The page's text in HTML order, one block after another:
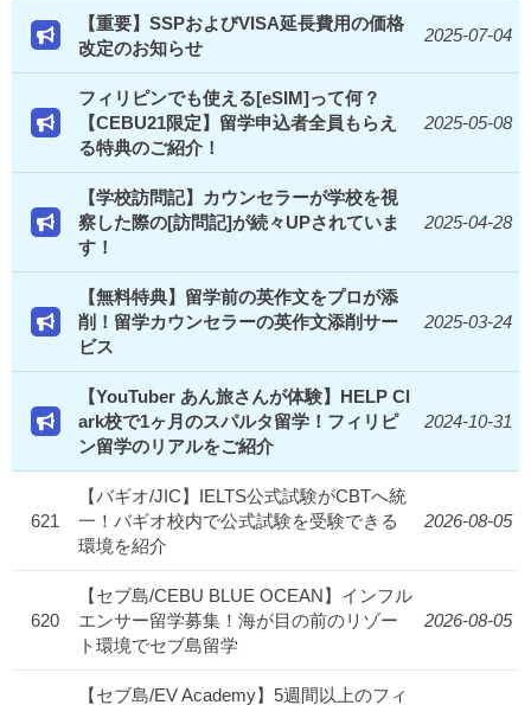
【重要】SSPおよびVISA延長費用の価格
改定のお知らせ
2025-07-04
フィリピンでも使える[eSIM]って何？
【CEBU21限定】留学申込者全員もらえ
る特典のご紹介！
2025-05-08
【学校訪問記】カウンセラーが学校を視
察した際の[訪問記]が続々UPされていま
す！
2025-04-28
【無料特典】留学前の英作文をプロが添
削！留学カウンセラーの英作文添削サー
ビス
2025-03-24
【YouTuber あん旅さんが体験】HELP Cl
ark校で1ヶ月のスパルタ留学！フィリピ
ン留学のリアルをご紹介
2024-10-31
621
【バギオ/JIC】IELTS公式試験がCBTへ統
一！バギオ校内で公式試験を受験できる
環境を紹介
2026-08-05
620
【セブ島/CEBU BLUE OCEAN】インフル
エンサー留学募集！海が目の前のリゾー
ト環境でセブ島留学
2026-08-05
【セブ島/EV Academy】5週間以上のフィ